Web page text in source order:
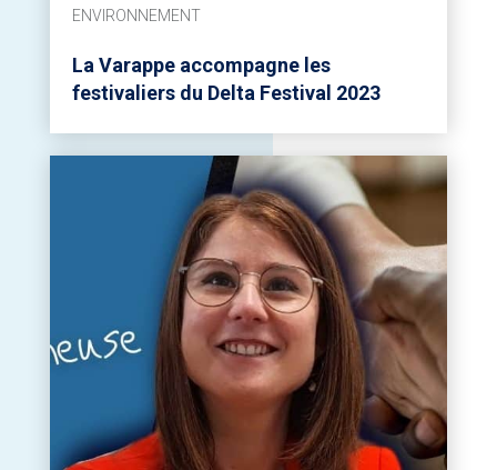
ENVIRONNEMENT
La Varappe accompagne les
festivaliers du Delta Festival 2023